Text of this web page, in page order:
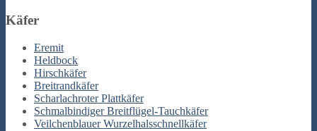
Käfer
Eremit
Heldbock
Hirschkäfer
Breitrandkäfer
Scharlachroter Plattkäfer
Schmalbindiger Breitflügel-Tauchkäfer
Veilchenblauer Wurzelhalsschnellkäfer